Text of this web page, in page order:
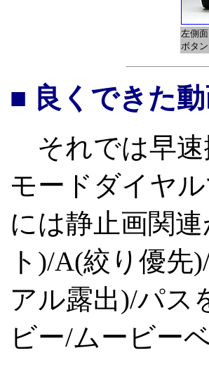
左側
ボタ
■ 良くできた
それでは早速
モードダイヤ
には静止画関
ト)/A(絞り優
アル露出)/パス
ビー/ムービー